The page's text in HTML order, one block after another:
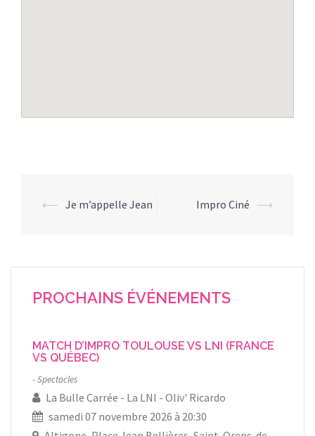
Navigation
⟵ Je m’appelle Jean Impro Ciné ⟶
PROCHAINS ÉVÉNEMENTS
MATCH D’IMPRO TOULOUSE VS LNI (FRANCE
VS QUÉBEC)
Spectacles
La Bulle Carrée La LNI
Oliv' Ricardo
samedi 07 novembre 2026 à 20:30